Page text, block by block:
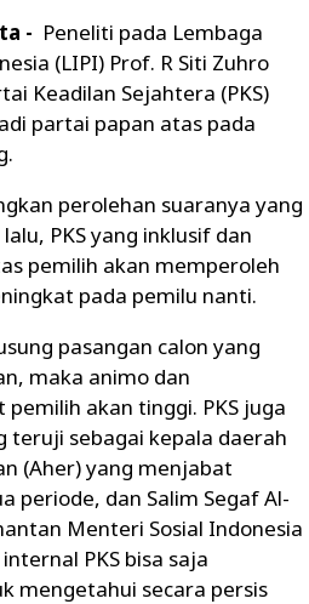
- Peneliti pada Lembaga
(LIPI) Prof. R Siti Zuhro
Keadilan Sejahtera (PKS)
partai papan atas pada
perolehan suaranya yang
PKS yang inklusif dan
pemilih akan memperoleh
pada pemilu nanti.
pasangan calon yang
maka animo dan
akan tinggi. PKS juga
teruji sebagai kepala daerah
(Aher) yang menjabat
periode, dan Salim Segaf Al-
Menteri Sosial Indonesia
PKS bisa saja
mengetahui secara persis